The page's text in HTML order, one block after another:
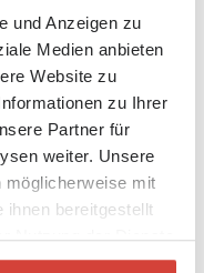
und Anzeigen zu
Medien anbieten
Website zu
zu Ihrer
Partner für
weiter. Unsere
möglicherweise mit
ihnen bereitgestellt
Nutzung der Dienste
bestätigt
wurden gesenkt,
zurückverlangt
wurde geklärt, die
wird ausgesetzt und
sind wichtige erste
und Mieter. Wir werd…